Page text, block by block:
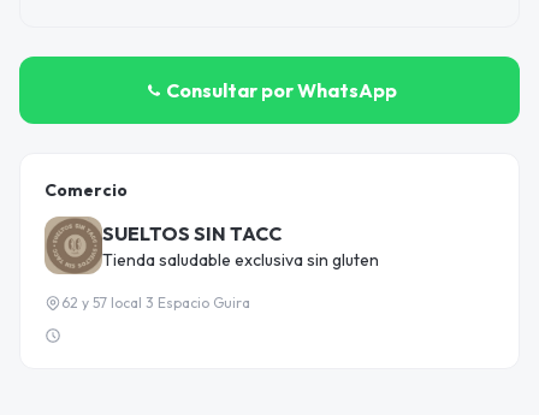
Consultar por WhatsApp
Comercio
SUELTOS SIN TACC
Tienda saludable exclusiva sin gluten
62 y 57 local 3 Espacio Guira